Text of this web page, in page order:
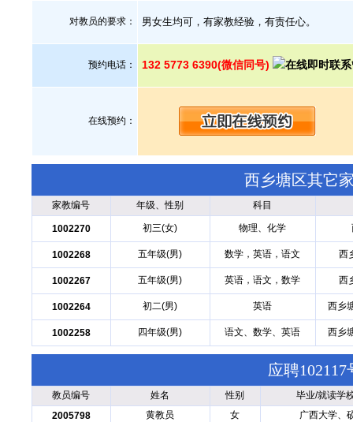
对教员的要求： 男女生均可，有家教经验，有责任心。
预约电话： 132 5773 6390(微信同号)
在线预约：
西乡塘区其它
家教编号 年级、性别 科目
1002270 初三(女) 物理、化学
1002268 五年级(男) 数学，英语，语文 西
1002267 五年级(男) 英语，语文，数学 西
1002264 初二(男) 英语 西乡
1002258 四年级(男) 语文、数学、英语 西乡
应聘
教员编号 姓名 性别
毕业/就读学
2005798
黄教员 女
广西大学、